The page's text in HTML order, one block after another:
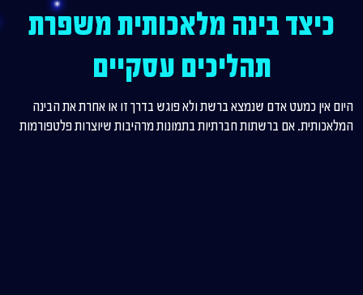
כיצד בינה מלאכותית משפרת
תהליכים עסקיים
היום אין כמעט אדם שנמצא ברשת ולא פוגש בדרך זו או אחרת את הבינה
המלאכותית. אם ברשתות חברתיות בתמונות מרהיבות שיוצרות פלטפורמות